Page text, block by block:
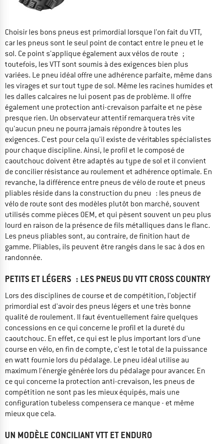
Choisir les bons pneus est primordial lorsque l'on fait du VTT,
car les pneus sont le seul point de contact entre le pneu et le
sol. Ce point s'applique également aux vélos de route ;
toutefois, les VTT sont soumis à des exigences bien plus
variées. Le pneu idéal offre une adhérence parfaite, même dans
les virages et sur tout type de sol. Même les racines humides et
les dalles calcaires ne lui posent pas de problème. Il offre
également une protection anti-crevaison parfaite et ne pèse
presque rien. Un observateur attentif remarquera très vite
qu'aucun pneu ne pourra jamais répondre à toutes les
exigences. C'est pour cela qu'il existe de véritables spécialistes
pour chaque discipline. Ainsi, le profil et le composé de
caoutchouc doivent être adaptés au type de sol et il convient
de concilier résistance au roulement et adhérence optimale. En
revanche, la différence entre pneus de vélo de route et pneus
pliables réside dans la construction du pneu : les pneus de
vélo de route sont des modèles plutôt bon marché, souvent
utilisés comme pièces OEM, et qui pèsent souvent un peu plus
lourd en raison de la présence de fils métalliques dans le flanc.
Les pneus pliables sont, au contraire, de finition haut de
gamme. Pliables, ils peuvent être rangés dans le sac à dos en
randonnée.
PETITS ET LÉGERS : LES PNEUS DU VTT CROSS COUNTRY
Lors des disciplines de course et de compétition, l'objectif
primordial est d'avoir des pneus légers et une très bonne
qualité de roulement. Il faut éventuellement faire quelques
concessions en ce qui concerne le profil et la dureté du
caoutchouc. En effet, ce qui est le plus important lors d'une
course en vélo, en fin de compte, c'est le total de la puissance
en watt fournie lors du pédalage. Le pneu idéal utilise au
maximum l'énergie générée lors du pédalage pour avancer. En
ce qui concerne la protection anti-crevaison, les pneus de
compétition ne sont pas les mieux équipés, mais une
configuration tubeless compensera ce manque - et même
mieux que cela.
UN MODÈLE CONCILIANT VTT ET ENDURO